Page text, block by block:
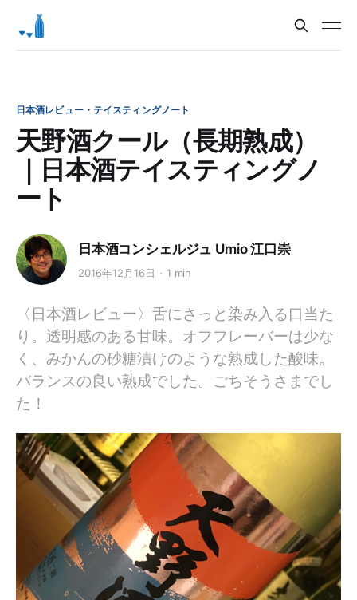
日本酒レビュー・テイスティングノート
天野酒クール（長期熟成）
｜日本酒テイスティングノ
ート
日本酒コンシェルジュ Umio 江口崇
2016年12月16日 1 min
〈日本酒レビュー〉舌にさっと染み入る口当た
り。透明感のある甘味。オフフレーバーは少な
く、みかんの砂糖漬けのような熟成した酸味。
バランスの良い熟成でした。ごちそうさまでし
た！